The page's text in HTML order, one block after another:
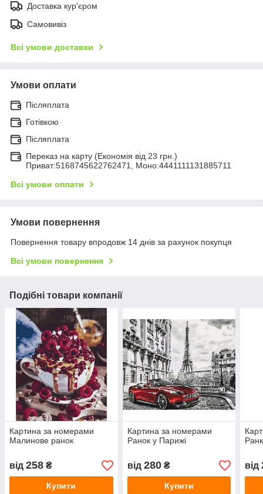
Доставка кур'єром
Самовивіз
Всі умови доставки
Умови оплати
Післяплата
Готівкою
Післяплата
Переказ на карту (Економія від 23 грн.)
Приват:5168745622762471, Моно:4441111131885711
Всі умови оплати
Умови повернення
Повернення товару впродовж 14 днів за рахунок покупця
Всі умови повернення
Подібні товари компанії
Картина за номерами
Малинове ранок
від 258 ₴
Купити
Картина за номерами
Ранок у Парижі
від 280₴
Купити
від